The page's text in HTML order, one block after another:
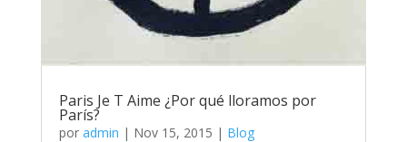
Paris Je T Aime ¿Por qué lloramos por
París?
por admin | Nov 15, 2015 | Blog